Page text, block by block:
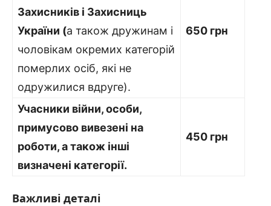
Захисників і Захисниць
України (а також дружинам і
чоловікам окремих категорій
померлих осіб, які не
одружилися вдруге).
650 грн
Учасники війни, особи,
примусово вивезені на
роботи, а також інші
визначені категорії.
450 грн
Важливі деталі